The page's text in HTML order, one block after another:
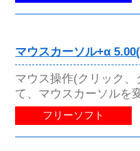
マウスカーソル+α
マウス操作(クリック
て、マウスカーソルを
フリーソフト